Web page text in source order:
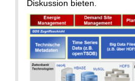
Diskussion bieten.